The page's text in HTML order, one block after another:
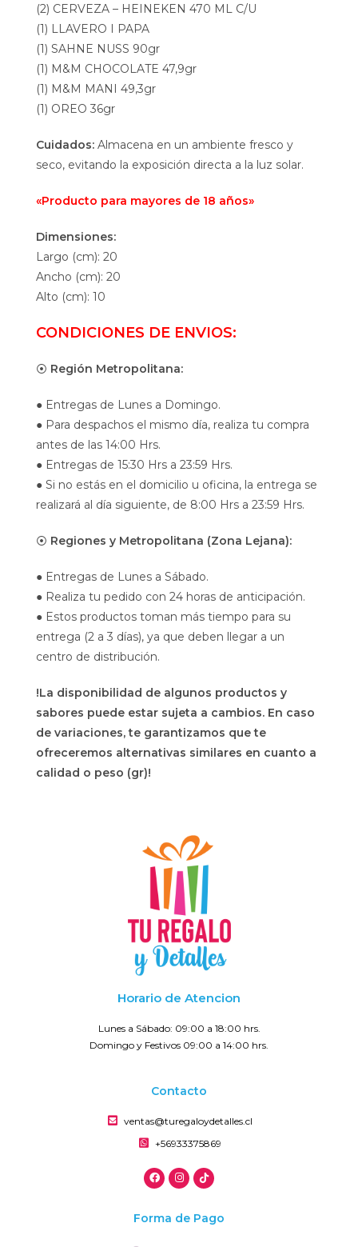
(2) CERVEZA – HEINEKEN 470 ML C/U
(1) LLAVERO I PAPA
(1) SAHNE NUSS 90gr
(1) M&M CHOCOLATE 47,9gr
(1) M&M MANI 49,3gr
(1) OREO 36gr
Cuidados: Almacena en un ambiente fresco y
seco, evitando la exposición directa a la luz solar.
«Producto para mayores de 18 años»
Dimensiones:
Largo (cm): 20
Ancho (cm): 20
Alto (cm): 10
CONDICIONES DE ENVIOS:
⦿ Región Metropolitana:
● Entregas de Lunes a Domingo.
● Para despachos el mismo día, realiza tu compra
antes de las 14:00 Hrs.
● Entregas de 15:30 Hrs a 23:59 Hrs.
● Si no estás en el domicilio u oficina, la entrega se
realizará al día siguiente, de 8:00 Hrs a 23:59 Hrs.
⦿ Regiones y Metropolitana (Zona Lejana):
● Entregas de Lunes a Sábado.
● Realiza tu pedido con 24 horas de anticipación.
● Estos productos toman más tiempo para su
entrega (2 a 3 días), ya que deben llegar a un
centro de distribución.
!La disponibilidad de algunos productos y
sabores puede estar sujeta a cambios. En caso
de variaciones, te garantizamos que te
ofreceremos alternativas similares en cuanto a
calidad o peso (gr)!
Horario de Atencion
Lunes a Sábado: 09:00 a 18:00 hrs.
Domingo y Festivos 09:00 a 14:00 hrs.
Contacto
ventas@turegaloydetalles.cl
+56933375869
Forma de Pago